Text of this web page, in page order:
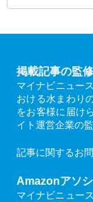
掲載記事の監
マイナビニュー
おける水まわり
をお客様に届け
イト運営企業の
記事に関するお
Amazonアソ
マイナビニュー